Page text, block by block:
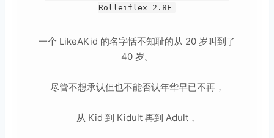
Rolleiflex 2.8F
一个 LikeAKid 的名字恬不知耻的从 20 岁叫到了
40 岁。
尽管不想承认但也不能否认年华早已不再，
从 Kid 到 Kidult 再到 Adult，